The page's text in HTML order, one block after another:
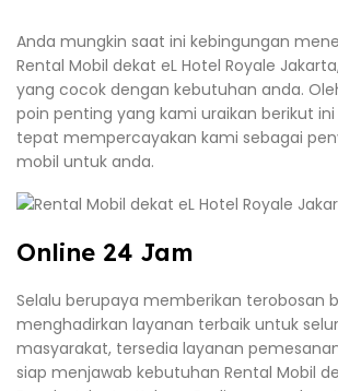
Anda mungkin saat ini kebingungan
Rental Mobil dekat eL Hotel Royale
yang cocok dengan kebutuhan anda.
poin penting yang kami uraikan berikut
tepat mempercayakan kami sebagai
mobil untuk anda.
Online 24 Jam
Selalu berupaya memberikan terobosan
menghadirkan layanan terbaik untuk
masyarakat, tersedia layanan
siap menjawab kebutuhan Rental Mobil